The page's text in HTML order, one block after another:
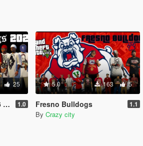
25
1.0
5.0 163 5
Fresno Bulldogs 1.1
By Crazy city